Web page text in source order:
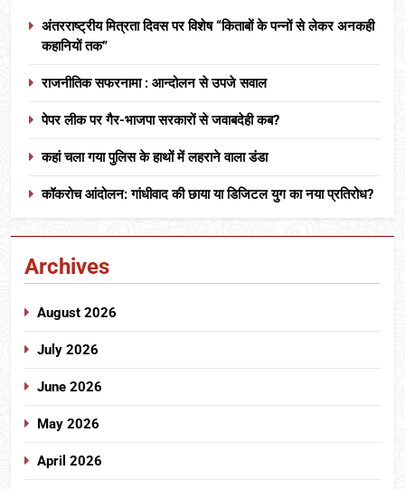
अंतरराष्ट्रीय मित्रता दिवस पर विशेष “किताबों के पन्नों से लेकर अनकही
कहानियों तक”
राजनीतिक सफरनामा : आन्दोलन से उपजे सवाल
पेपर लीक पर गैर-भाजपा सरकारों से जवाबदेही कब?
कहां चला गया पुलिस के हाथों में लहराने वाला डंडा
कॉकरोच आंदोलन: गांधीवाद की छाया या डिजिटल युग का नया प्रतिरोध?
Archives
August 2026
July 2026
June 2026
May 2026
April 2026